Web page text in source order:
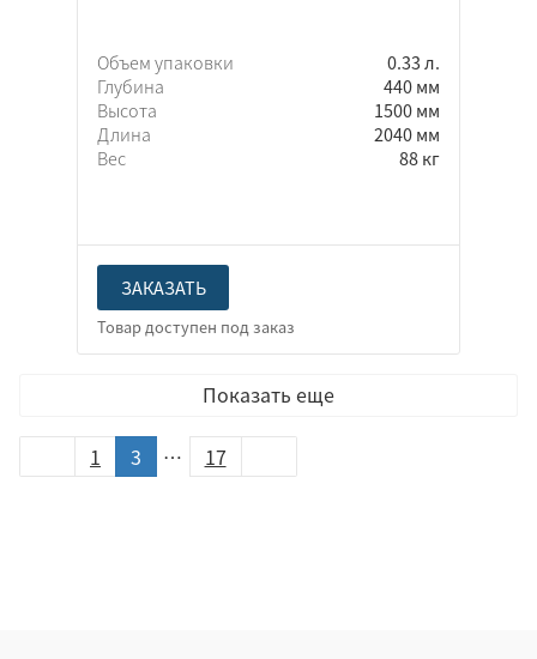
Объем упаковки
0.33 л.
Глубина
440 мм
Высота
1500 мм
Длина
2040 мм
Вес
88 кг
ЗАКАЗАТЬ
Показать еще
1 3 … 17